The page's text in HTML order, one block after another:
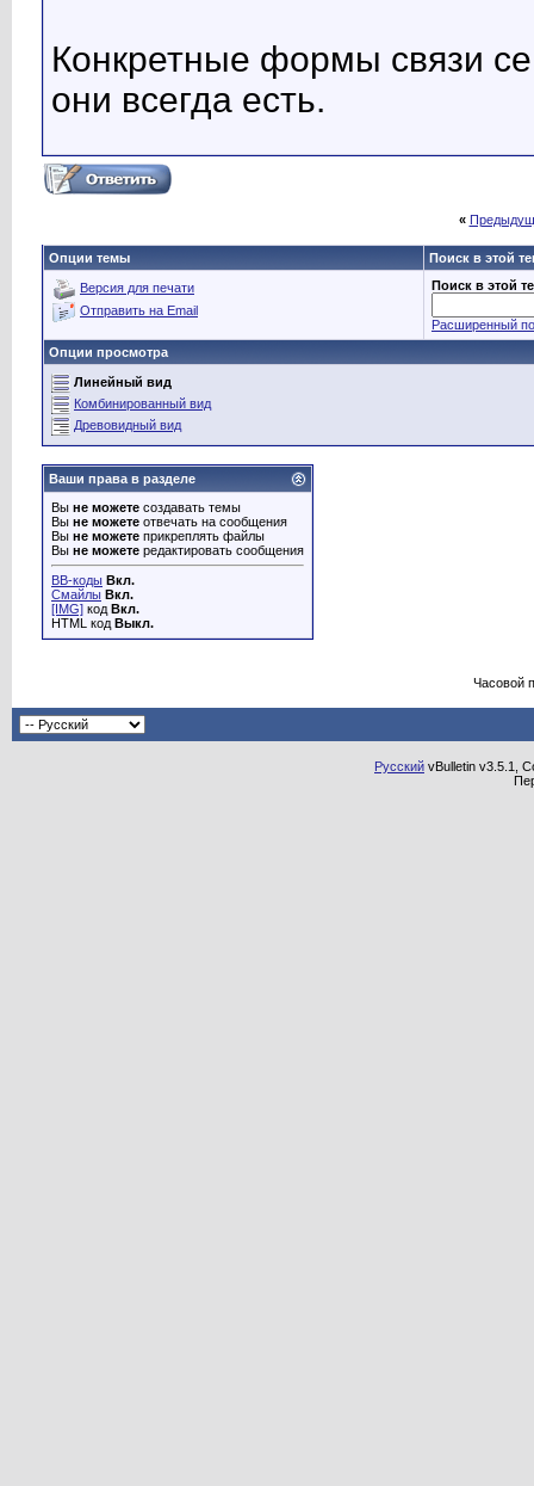
Конкретные формы связи
они всегда есть.
«
Опции темы Поиск в этой
Версия для печати
Отправить на Email
Поиск в этой
Расширенный
Опции просмотра
Линейный вид
Комбинированный вид
Древовидный вид
Ваши права в разделе
Вы не можете создавать темы
Вы не можете отвечать на сообщения
Вы не можете прикреплять файлы
Вы не можете редактировать сообщения
BB-коды Вкл.
Смайлы Вкл.
[IMG] код Вкл.
HTML код Выкл.
Часовой
Русский vBulletin v3.5.1,